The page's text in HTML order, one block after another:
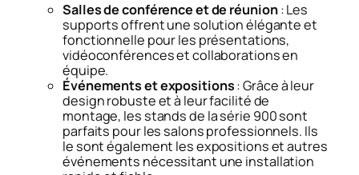
Salles de conférence et de réunion: Les
supports offrent une solution élégante et
fonctionnelle pour les présentations,
vidéoconférences et collaborations en
équipe.​
Événements et expositions: Grâce à leur
design robuste et à leur facilité de
montage, les stands de la série 900 sont
parfaits pour les salons professionnels. Ils
le sont également les expositions et autres
événements nécessitant une installation